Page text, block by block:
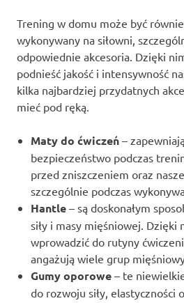
Trening w domu może być
wykonywany na siłowni,
odpowiednie akcesoria. Dzięki
podnieść jakość i intensywność
kilka najbardziej przydatnych
mieć pod ręką.
Maty do ćwiczeń –
bezpieczeństwo podczas
przed zniszczeniem oraz
szczególnie podczas
Hantle – są doskonałym
siły i masy mięśniowej. Dzięki
wprowadzić do rutyny
angażują wiele grup
Gumy oporowe – te
do rozwoju siły, elastyczności